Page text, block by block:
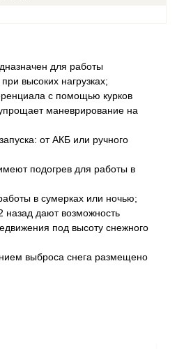
для работы
высоких нагрузках;
с помощью курков
маневрирование на
от АКБ или ручного
подогрев для работы в
в сумерках или ночью;
назад дают возможность
под высоту снежного
выброса снега размещено